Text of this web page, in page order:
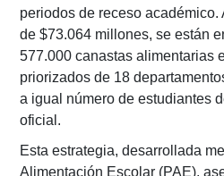
periodos de receso académico.
de $73.064 millones, se están
577.000 canastas alimentarias
priorizados de 18
a igual número de estudiantes
oficial.
Esta estrategia, desarrollada
Alimentación Escolar (PAE),